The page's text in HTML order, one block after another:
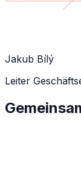
Jakub Bílý
Leiter